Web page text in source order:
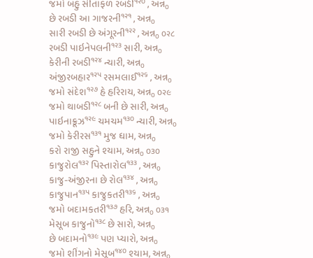
જમો બહુસીતાફળ રબડી , અન્ન૦
છેરબડી આ ગાજરની૧૨૧ , અન્ન૦
સારીરબડી છે અંગૂરની૧૨૨ , અન્ન૦ ૦૨૮
રબડી પાઇનેપલની૧૨૩ સારી, અન્ન૦
કેરીની રબડી૧૨૪ ન્યારી, અન્ન૦
અંજીરબહાર૧૨૫ રસમલાઈ૧૨૬ , અન્ન૦
જમોસંદેશ૧૨૭ હે હરિરાય, અન્ન૦ ૦૨૯
જમો થાબડી૧૨૮ બની છે સારી, અન્ન૦
પાઇનાક્રૂઝ૧૨૯ ચમચમ૧૩૦ ન્યારી, અન્ન૦
જમો કેરીરસ૧૩૧ મુજ ધામ, અન્ન૦
કરો રાજી સહુને શ્યામ, અન્ન૦ ૦૩૦
કાજુરોલ૧૩૨ પિસ્તારોલ૧૩૩ , અન્ન૦
કાજુ-અંજીરના છે રોલ૧૩૪ , અન્ન૦
કાજુપાન૧૩૫ કાજુકતરી૧૩૬ , અન્ન૦
જમો બદામકતરી૧૩૭ હરિ, અન્ન૦ ૦૩૧
મેસૂબ કાજુનો૧૩૮ છે સારો, અન્ન૦
છેબદામનો૧૩૯ પણ પ્યારો, અન્ન૦
જમો શીંગનો મેસૂબ૧૪૦ શ્યામ, અન્ન